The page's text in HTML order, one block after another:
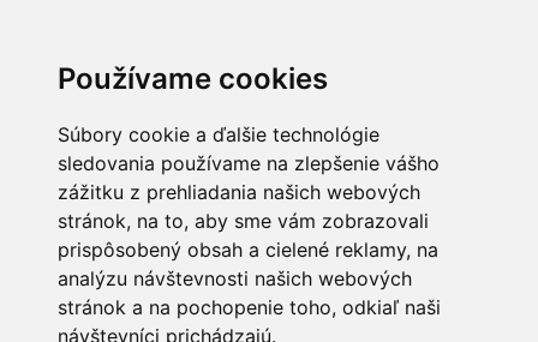
Používame cookies
Súbory cookie a ďalšie technológie
sledovania používame na zlepšenie vášho
zážitku z prehliadania našich webových
stránok, na to, aby sme vám zobrazovali
prispôsobený obsah a cielené reklamy, na
analýzu návštevnosti našich webových
stránok a na pochopenie toho, odkiaľ naši
návštevníci prichádzajú.